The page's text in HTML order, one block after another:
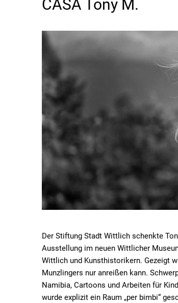
CASA Tony M.
Der Stiftung Stadt Wittlich schenkte
Ausstellung im neuen Wittlicher
Wittlich und Kunsthistorikern. Gezeigt
Munzlingers nur anreißen kann.
Namibia, Cartoons und Arbeiten für
wurde explizit ein Raum „per bimbi“